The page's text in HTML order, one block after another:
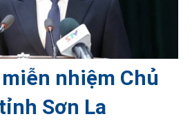
nhiệm Chủ
Sơn La